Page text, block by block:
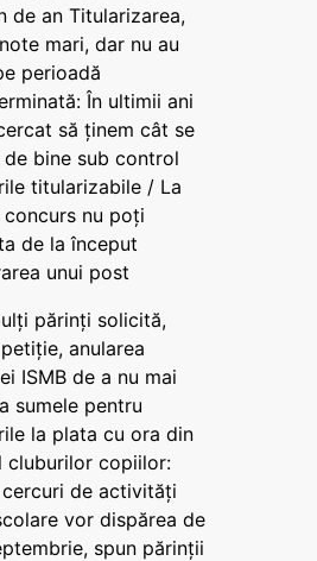
de an Titularizarea,
mari, dar nu au
perioadă
În ultimii ani
să ținem cât se
bine sub control
titularizabile / La
concurs nu poți
de la început
unui post
părinți solicită,
anularea
ISMB de a nu mai
sumele pentru
la plata cu ora din
cluburilor copiilor:
de activități
vor dispărea de
spun părinții